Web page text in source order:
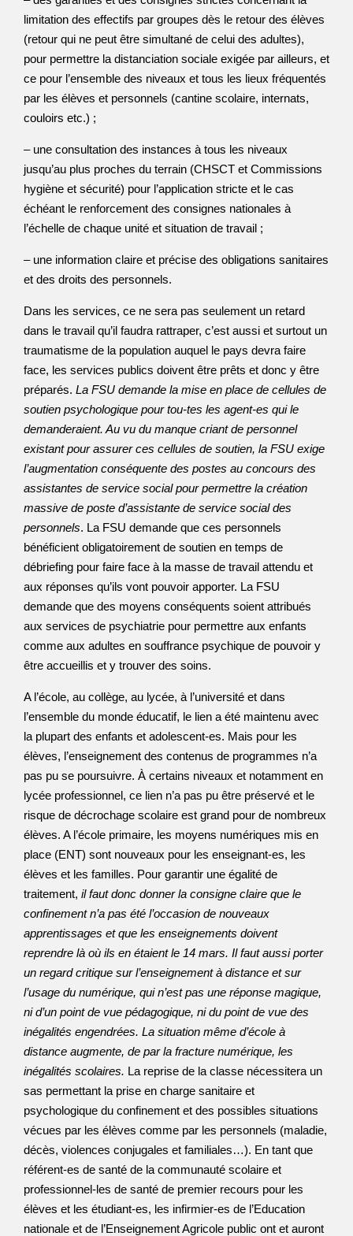
limitation des effectifs par groupes dès le retour des élèves
(retour qui ne peut être simultané de celui des adultes),
pour permettre la distanciation sociale exigée par ailleurs, et
ce pour l’ensemble des niveaux et tous les lieux fréquentés
par les élèves et personnels (cantine scolaire, internats,
couloirs etc.) ;
– une consultation des instances à tous les niveaux
jusqu’au plus proches du terrain (CHSCT et Commissions
hygiène et sécurité) pour l’application stricte et le cas
échéant le renforcement des consignes nationales à
l’échelle de chaque unité et situation de travail ;
– une information claire et précise des obligations sanitaires
et des droits des personnels.
Dans les services, ce ne sera pas seulement un retard
dans le travail qu’il faudra rattraper, c’est aussi et surtout un
traumatisme de la population auquel le pays devra faire
face, les services publics doivent être prêts et donc y être
préparés. La FSU demande la mise en place de cellules de
soutien psychologique pour tou-tes les agent-es qui le
demanderaient. Au vu du manque criant de personnel
existant pour assurer ces cellules de soutien, la FSU exige
l’augmentation conséquente des postes au concours des
assistantes de service social pour permettre la création
massive de poste d’assistante de service social des
personnels. La FSU demande que ces personnels
bénéficient obligatoirement de soutien en temps de
débriefing pour faire face à la masse de travail attendu et
aux réponses qu’ils vont pouvoir apporter. La FSU
demande que des moyens conséquents soient attribués
aux services de psychiatrie pour permettre aux enfants
comme aux adultes en souffrance psychique de pouvoir y
être accueillis et y trouver des soins.
A l’école, au collège, au lycée, à l’université et dans
l’ensemble du monde éducatif, le lien a été maintenu avec
la plupart des enfants et adolescent-es. Mais pour les
élèves, l’enseignement des contenus de programmes n’a
pas pu se poursuivre. À certains niveaux et notamment en
lycée professionnel, ce lien n’a pas pu être préservé et le
risque de décrochage scolaire est grand pour de nombreux
élèves. A l’école primaire, les moyens numériques mis en
place (ENT) sont nouveaux pour les enseignant-es, les
élèves et les familles. Pour garantir une égalité de
traitement, il faut donc donner la consigne claire que le
confinement n’a pas été l’occasion de nouveaux
apprentissages et que les enseignements doivent
reprendre là où ils en étaient le 14 mars. Il faut aussi porter
un regard critique sur l’enseignement à distance et sur
l’usage du numérique, qui n’est pas une réponse magique,
ni d’un point de vue pédagogique, ni du point de vue des
inégalités engendrées. La situation même d’école à
distance augmente, de par la fracture numérique, les
inégalités scolaires. La reprise de la classe nécessitera un
sas permettant la prise en charge sanitaire et
psychologique du confinement et des possibles situations
vécues par les élèves comme par les personnels (maladie,
décès, violences conjugales et familiales…). En tant que
référent-es de santé de la communauté scolaire et
professionnel-les de santé de premier recours pour les
élèves et les étudiant-es, les infirmier-es de l’Education
nationale et de l’Enseignement Agricole public ont et auront